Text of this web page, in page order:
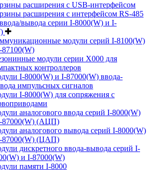
расширения с USB-интерфейсом
расширения с интерфейсом RS-485
вывода серии I-8000(W) и I-
модули серий I-8100(W)
модули серии X000 для
контроллеров
I-8000(W) и I-87000(W) ввода-
импульсных сигналов
I-8000(W) для сопряжения с
аналогового ввода серий I-8000(W)
87000(W) (АЦП)
аналогового вывода серий I-8000(W)
87000(W) (ЦАП)
дискретного ввода-вывода серий I-
и I-87000(W)
памяти I-8000